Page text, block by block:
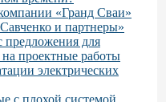
«Гранд Сваи»
и партнеры»
предложения для
проектные работы
электрических
с плохой системой